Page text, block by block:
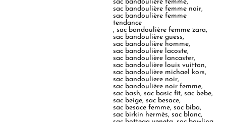
sac bandoulière femme,
sac bandoulière femme noir,
sac bandoulière femme
tendance
,sac bandoulière femme zara,
sac bandoulière guess,
sac bandoulière homme,
sac bandoulière lacoste,
sac bandoulière lancaster,
sac bandoulière louis vuitton,
sac bandoulière michael kors,
sac bandouliere noir,
sac bandoulière noir femme,
sac bash,sac basic fit,sac bebe,
sac beige,sac besace,
sac besace femme,sac biba,
sac birkin hermès,sac blanc,